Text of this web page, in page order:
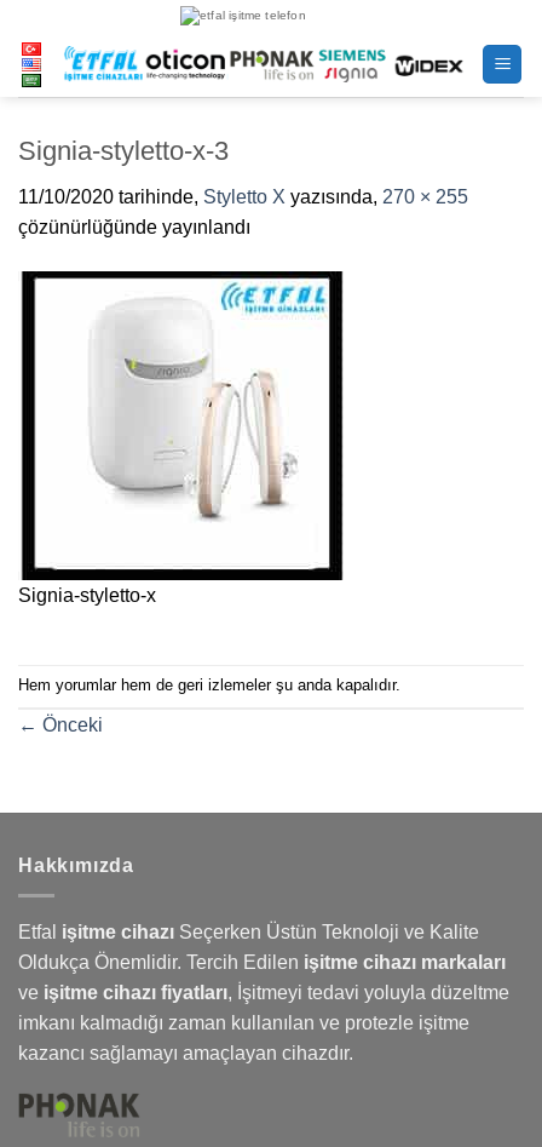
atla
Signia-styletto-x-3
11/10/2020 tarihinde, Styletto X yazısında, 270 × 255
çözünürlüğünde yayınlandı
Signia-styletto-x
Hem yorumlar hem de geri izlemeler şu anda kapalıdır.
← Önceki
Hakkımızda
Etfal işitme cihazı Seçerken Üstün Teknoloji ve Kalite
Oldukça Önemlidir. Tercih Edilen işitme cihazı markaları
ve işitme cihazı fiyatları, İşitmeyi tedavi yoluyla düzeltme
imkanı kalmadığı zaman kullanılan ve protezle işitme
kazancı sağlamayı amaçlayan cihazdır.